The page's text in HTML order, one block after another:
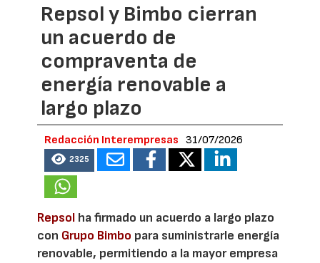
Repsol y Bimbo cierran
un acuerdo de
compraventa de
energía renovable a
largo plazo
Redacción Interempresas 31/07/2026
2325
Repsol ha firmado un acuerdo a largo plazo
con Grupo Bimbo para suministrarle energía
renovable, permitiendo a la mayor empresa